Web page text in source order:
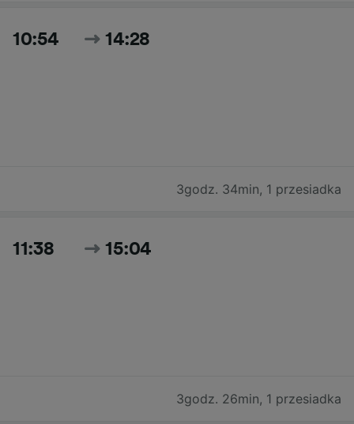
10:54 14:28
3godz. 34min, 1 przesiadka
11:38 15:04
3godz. 26min, 1 przesiadka